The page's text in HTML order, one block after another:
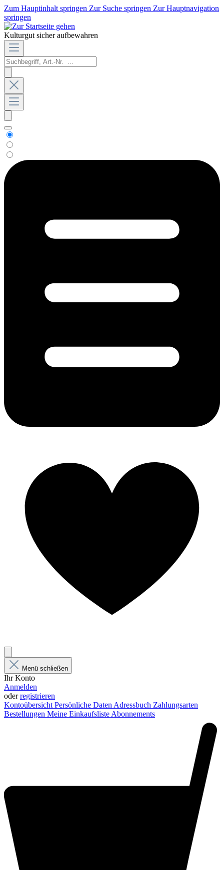
Zum Hauptinhalt springen Zur Suche springen Zur Hauptnavigation
springen
Kulturgut sicher aufbewahren
Menü schließen
Ihr Konto
Anmelden
oderregistrieren
Kontoübersicht Persönliche Daten Adressbuch Zahlungsarten
Bestellungen Meine Einkaufsliste Abonnements